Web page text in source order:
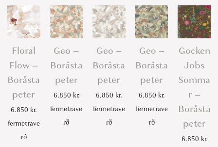
Floral
Flow –
Boråsta
peter
6.850 kr.
fermetrave
rð
Geo –
Boråsta
peter
6.850 kr.
fermetrave
rð
Geo –
Boråsta
peter
6.850 kr.
fermetrave
rð
Geo –
Boråsta
peter
6.850 kr.
fermetrave
rð
Gocken
Jobs
Somma
r –
Boråsta
peter
6.850 kr.